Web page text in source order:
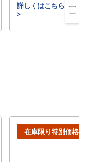
詳しくはこちら
>
在庫限り特別価格